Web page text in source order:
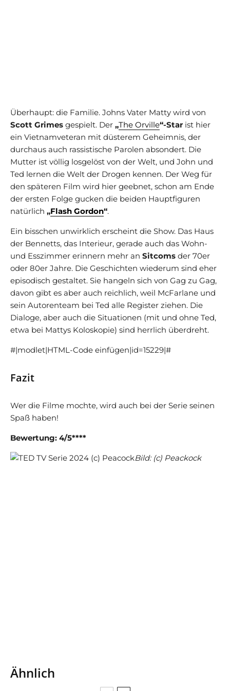
Überhaupt: die Familie. Johns Vater Matty wird von
Scott Grimes gespielt. Der „The Orville“-Star ist hier
ein Vietnamveteran mit düsterem Geheimnis, der
durchaus auch rassistische Parolen absondert. Die
Mutter ist völlig losgelöst von der Welt, und John und
Ted lernen die Welt der Drogen kennen. Der Weg für
den späteren Film wird hier geebnet, schon am Ende
der ersten Folge gucken die beiden Hauptfiguren
natürlich „Flash Gordon“.
Ein bisschen unwirklich erscheint die Show. Das Haus
der Bennetts, das Interieur, gerade auch das Wohn-
und Esszimmer erinnern mehr an Sitcoms der 70er
oder 80er Jahre. Die Geschichten wiederum sind eher
episodisch gestaltet. Sie hangeln sich von Gag zu Gag,
davon gibt es aber auch reichlich, weil McFarlane und
sein Autorenteam bei Ted alle Register ziehen. Die
Dialoge, aber auch die Situationen (mit und ohne Ted,
etwa bei Mattys Koloskopie) sind herrlich überdreht.
#|modlet|HTML-Code einfügen|id=15229|#
Fazit
Wer die Filme mochte, wird auch bei der Serie seinen
Spaß haben!
Bewertung: 4/5****
Bild: (c) Peackock
Ähnlich